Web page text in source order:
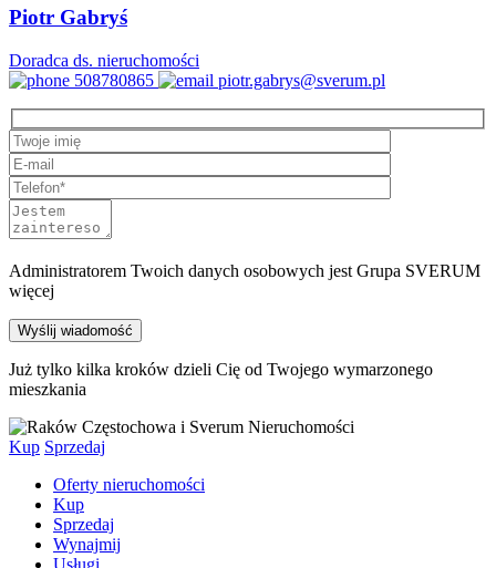
Piotr Gabryś
Doradca ds. nieruchomości
508780865
piotr.gabrys@sverum.pl
Administratorem Twoich danych osobowych jestGrupa SVERUM
więcej
Już tylko kilka kroków dzieli Cię od Twojego wymarzonego
mieszkania
Kup Sprzedaj
Oferty nieruchomości
Kup
Sprzedaj
Wynajmij